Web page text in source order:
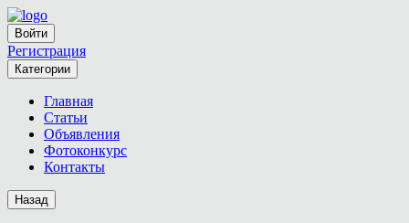
Войти
Регистрация
Категории
Главная
Статьи
Объявления
Фотоконкурс
Контакты
Назад